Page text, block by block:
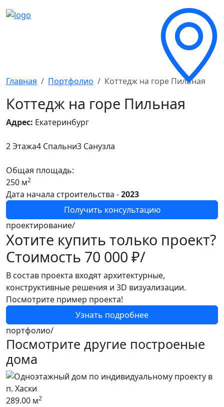
Главная Портфолио Коттедж на горе Пильная
Коттедж на горе Пильная
Адрес: Екатеринбург
2 Этажа4 Спальни3 Санузла
Общая площадь:
250 м2
Дата начала строительства -2023
Получить консультацию
проектирование/
Хотите купить только проект?
Стоимость 70 000 ₽/
В состав проекта входят архитектурные,
конструктивные решения и 3D визуализации.
Посмотрите пример проекта!
Узнать подробнее
портфолио/
Посмотрите другие построеные
дома
289.00 м2